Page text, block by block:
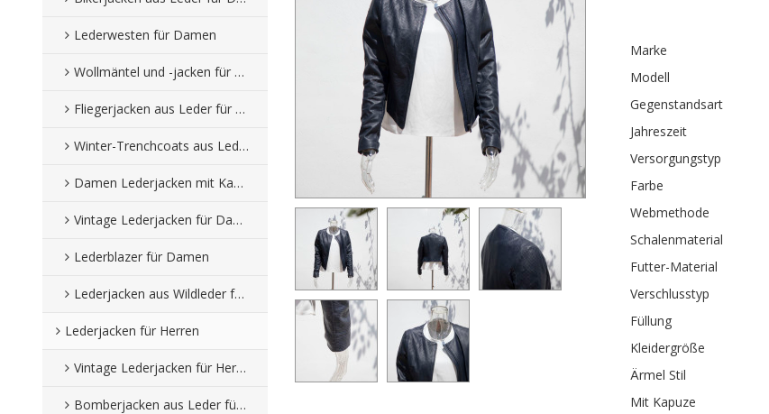
Lederwesten für Damen
Wollmäntel und -jacken für Damen
Fliegerjacken aus Leder für Damen
Winter-Trenchcoats aus Leder für Damen
Damen Lederjacken mit Kapuze
Vintage Lederjacken für Damen
Lederblazer für Damen
Lederjacken aus Wildleder für Damen
Lederjacken für Herren
Vintage Lederjacken für Herren
Bomberjacken aus Leder für Herren
Marke
Modell
Gegenstandsart
Jahreszeit
Versorgungstyp
Farbe
Webmethode
Schalenmaterial
Futter-Material
Verschlusstyp
Füllung
Kleidergröße
Ärmel Stil
Mit Kapuze